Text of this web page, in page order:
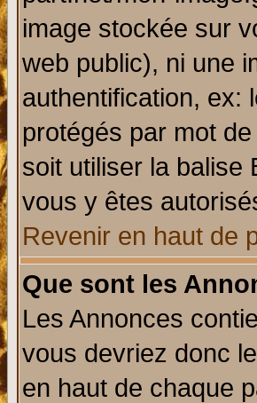
image stockée sur
web public), ni une
authentification, ex:
protégés par mot
soit utiliser la balise
vous y êtes
Revenir en haut de
Que sont les
Les Annonces
vous devriez donc
en haut de chaque